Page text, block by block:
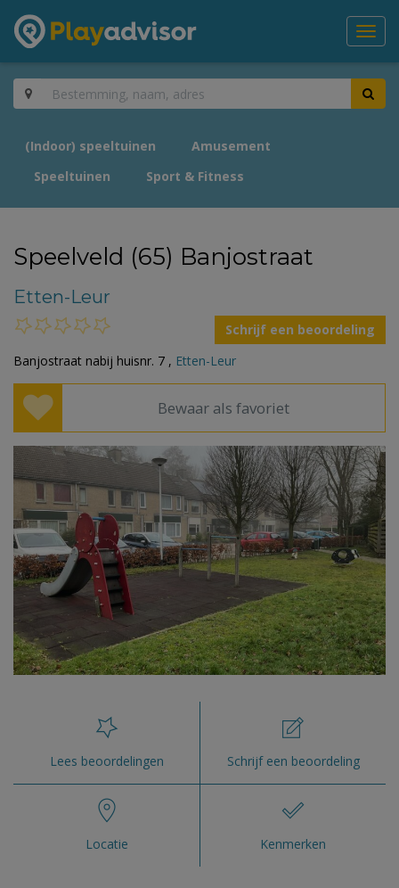
(Indoor) speeltuinen
Amusement
Speeltuinen
Sport & Fitness
Speelveld (65) Banjostraat
Etten-Leur
Schrijf een beoordeling
Banjostraat nabij huisnr. 7 , Etten-Leur
Bewaar als favoriet
Lees beoordelingen Schrijf een beoordeling
Locatie Kenmerken